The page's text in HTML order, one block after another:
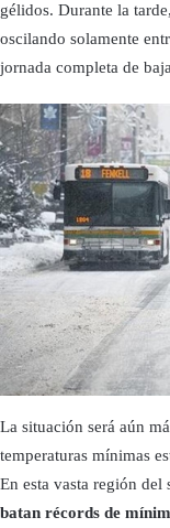
gélidos. Durante la
oscilando solamente
jornada completa de
La situación será aún
temperaturas mínimas
En esta vasta región del
batan récords de